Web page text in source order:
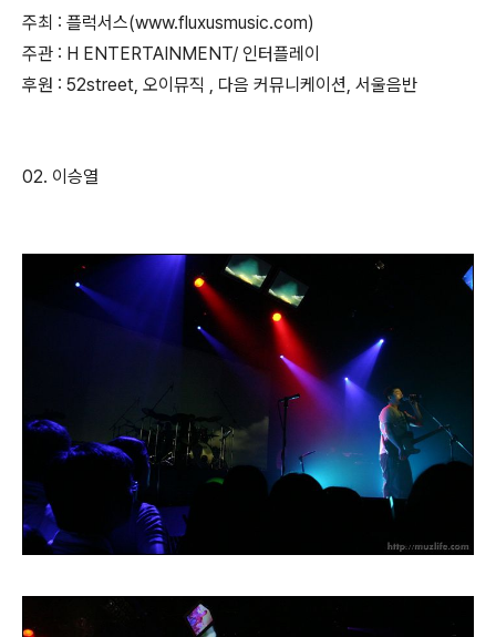
주최 : 플럭서스(www.fluxusmusic.com)
주관 : H ENTERTAINMENT/ 인터플레이
후원 : 52street, 오이뮤직 , 다음 커뮤니케이션, 서울음반
02. 이승열